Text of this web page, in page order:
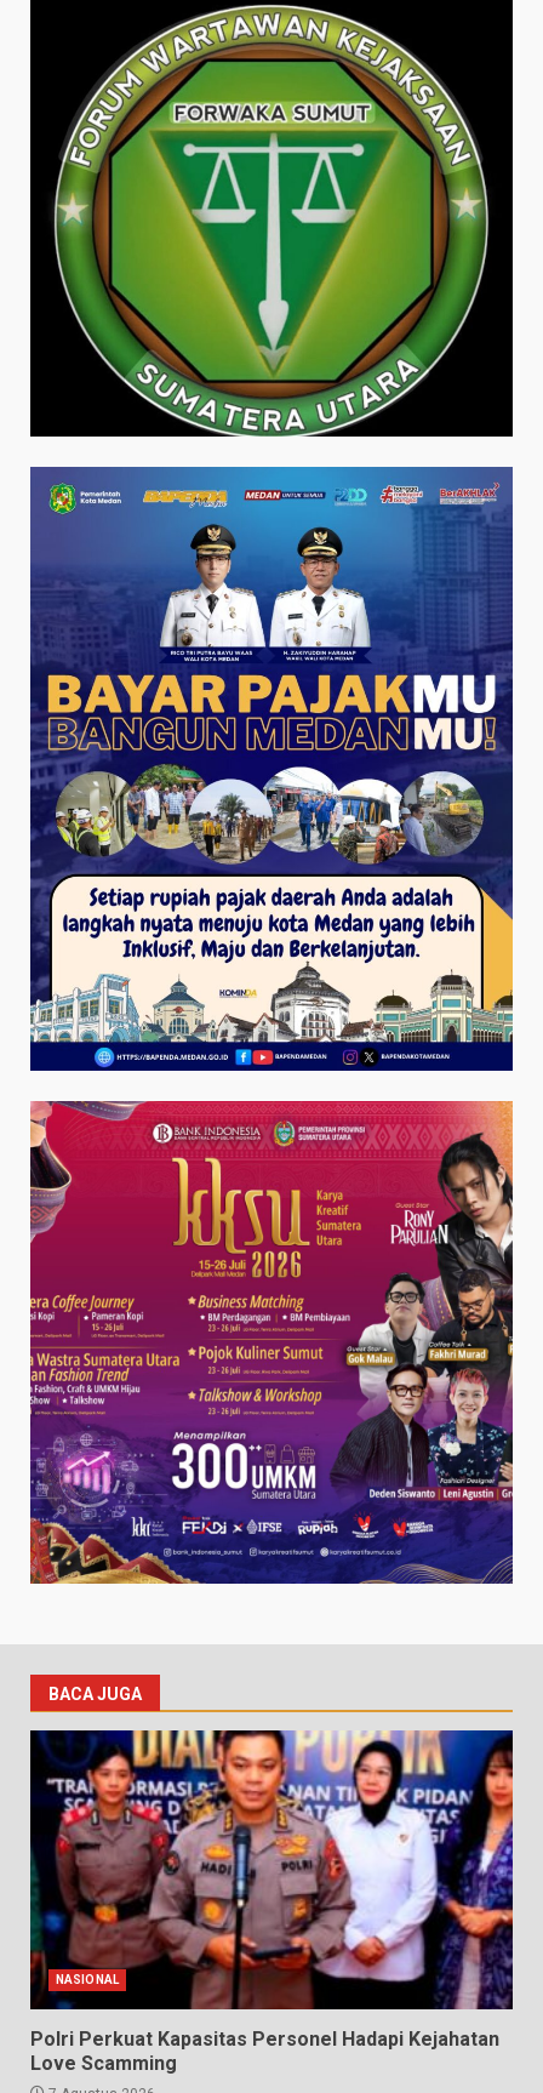
BACA JUGA
NASIONAL
Polri Perkuat Kapasitas Personel Hadapi Kejahatan
Love Scamming